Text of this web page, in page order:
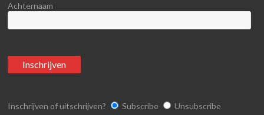
Achternaam
Inschrijven of uitschrijven? Subscribe Unsubscribe